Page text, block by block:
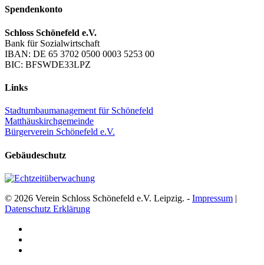
Spendenkonto
Schloss Schönefeld e.V.
Bank für Sozialwirtschaft
IBAN: DE 65 3702 0500 0003 5253 00
BIC: BFSWDE33LPZ
Links
Stadtumbaumanagement für Schönefeld
Matthäuskirchgemeinde
Bürgerverein Schönefeld e.V.
Gebäudeschutz
© 2026 Verein Schloss Schönefeld e.V. Leipzig. - Impressum |
Datenschutz Erklärung